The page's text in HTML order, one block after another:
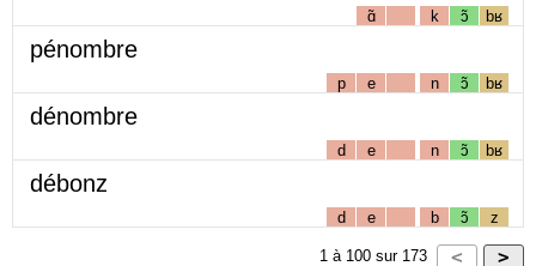
ɑ̃ k ɔ̃ bʁ
pénombre
p e n ɔ̃ bʁ
dénombre
d e n ɔ̃ bʁ
débonz
d e b ɔ̃ z
1 à 100 sur 173